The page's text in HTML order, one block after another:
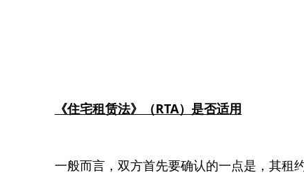
《住宅租赁法》（RTA）是否适用
一般而言，双方首先要确认的一点是，其租